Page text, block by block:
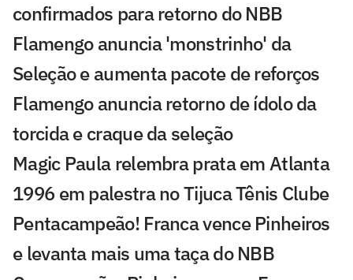
confirmados para retorno do NBB
Flamengo anuncia 'monstrinho' da
Seleção e aumenta pacote de reforços
Flamengo anuncia retorno de ídolo da
torcida e craque da seleção
Magic Paula relembra prata em Atlanta
1996 em palestra no Tijuca Tênis Clube
Pentacampeão! Franca vence Pinheiros
e levanta mais uma taça do NBB